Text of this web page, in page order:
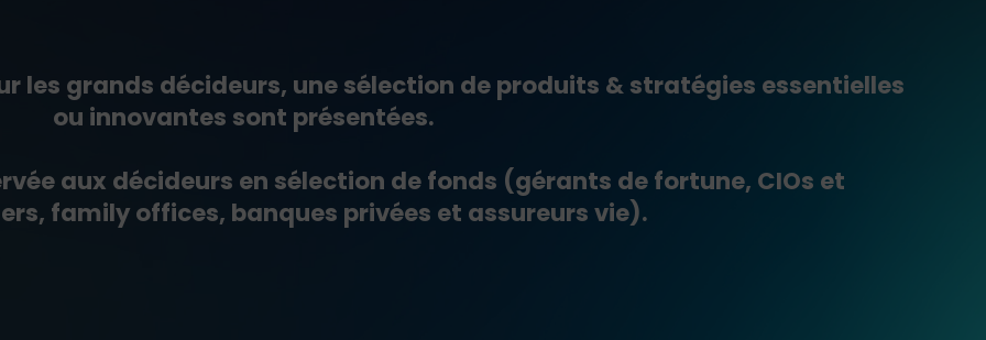
les grands décideurs, une sélection de produits & stratégies essentielles
ou innovantes sont présentées.
aux décideurs en sélection de fonds (gérants de fortune, CIOs et
family offices, banques privées et assureurs vie).